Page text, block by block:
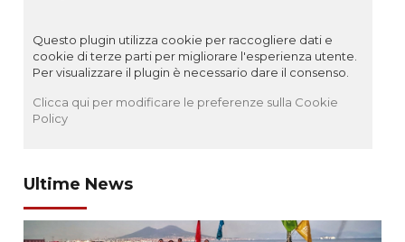
Questo plugin utilizza cookie per raccogliere dati e
cookie di terze parti per migliorare l'esperienza utente.
Per visualizzare il plugin è necessario dare il consenso.
Clicca qui per modificare le preferenze sulla Cookie
Policy
Ultime News